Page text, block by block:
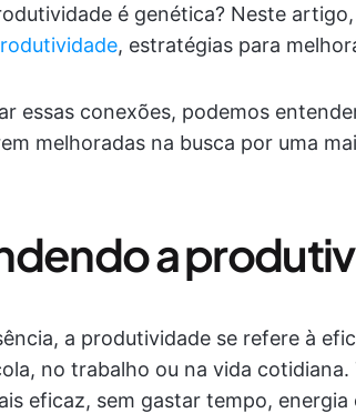
é genética? Neste
, estratégias para
essas conexões, podemos
melhoradas na busca por uma
a
a produtividade se refere à
no trabalho ou na vida
eficaz, sem gastar tempo,